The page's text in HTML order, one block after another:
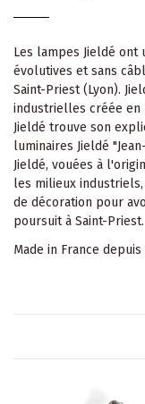
Les lampes Jieldé
évolutives et sans
Saint-Priest (Lyon).
industrielles créée en
Jieldé trouve son
luminaires Jieldé
Jieldé, vouées à
les milieux
de décoration pour
poursuit à Saint-Priest.
Made in France depuis